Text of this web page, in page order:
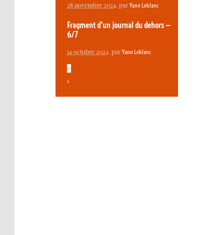
28 novembre 2024, par Yann Leblanc
Fragment d’un journal du dehors —
6/7
14 octobre 2024, par Yann Leblanc
<
>